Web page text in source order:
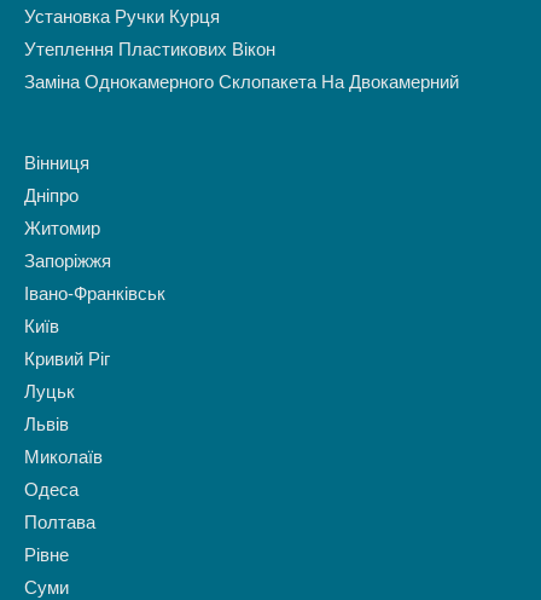
Установка Ручки Курця
Утеплення Пластикових Вікон
Заміна Однокамерного Склопакета На Двокамерний
Вінниця
Дніпро
Житомир
Запоріжжя
Івано-Франківськ
Київ
Кривий Ріг
Луцьк
Львів
Миколаїв
Одеса
Полтава
Рівне
Суми